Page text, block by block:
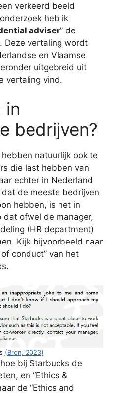
verkeerd beeld
heb ik
adviser” de
Deze vertaling wordt
en Vlaamse
uitgebreid uit
vertaling vind.
in
bedrijven?
natuurlijk ook te
die last hebben van
echter in Nederland
de meeste bedrijven
hebben, is het in
dat ofwel de manager,
(HR department)
Kijk bijvoorbeeld naar
conduct” van het
(Bron, 2023)
bij Starbucks de
en “Ethics &
de “Ethics and